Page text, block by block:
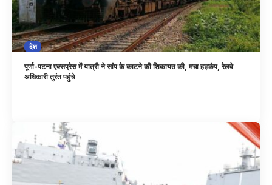
देश
पूर्णा-पटना एक्सप्रेस में यात्री ने सांप के काटने की शिकायत की, मचा हड़कंप, रेलवे
अधिकारी तुरंत पहुंचे